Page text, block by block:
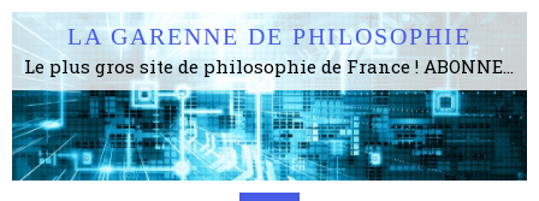
LA GARENNE DE PHILOSOPHIE
Le plus gros site de philosophie de France ! ABONNEZ-VOUS ! 4115 Articles, 1634 abonné·e·s, depuis 2006 . . . . . . . . 2 852 214 pages vues jusqu'à présent. Prestance et être apte à un plus grand nombre de choses.